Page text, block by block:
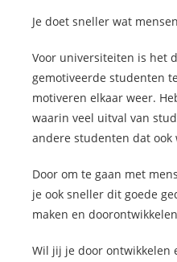
Je doet sneller wat
Voor universiteiten is het
gemotiveerde studenten
motiveren elkaar weer.
waarin veel uitval van
andere studenten dat ook
Door om te gaan met
je ook sneller dit goede
maken en
Wil jij je door ontwikkelen